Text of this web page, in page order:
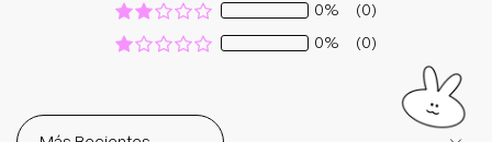
0%
(0)
0%
(0)
Sort by